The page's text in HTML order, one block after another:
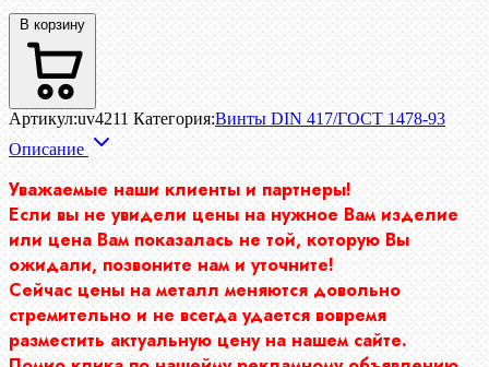
В корзину
Артикул:uv4211 Категория:Винты DIN 417/ГОСТ 1478-93
Описание
Уважаемые наши клиенты и партнеры!
Если вы не увидели цены на нужное Вам изделие
или цена Вам показалась не той, которую Вы
ожидали, позвоните нам и уточните!
Сейчас цены на металл меняются довольно
стремительно и не всегда удается вовремя
разместить актуальную цену на нашем сайте.